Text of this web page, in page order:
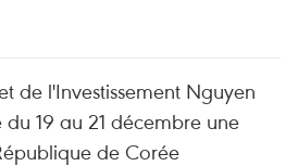
de l'Investissement Nguyen
19 au 21 décembre une
de Corée